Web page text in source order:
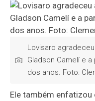
Lovisaro
Gladson Camelí e
dos anos. Foto:
Ele também